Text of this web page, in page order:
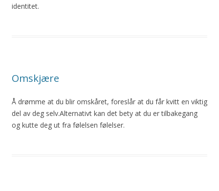
identitet.
Omskjære
Å drømme at du blir omskåret, foreslår at du får kvitt en viktig
del av deg selv.Alternativt kan det bety at du er tilbakegang
og kutte deg ut fra følelsen følelser.